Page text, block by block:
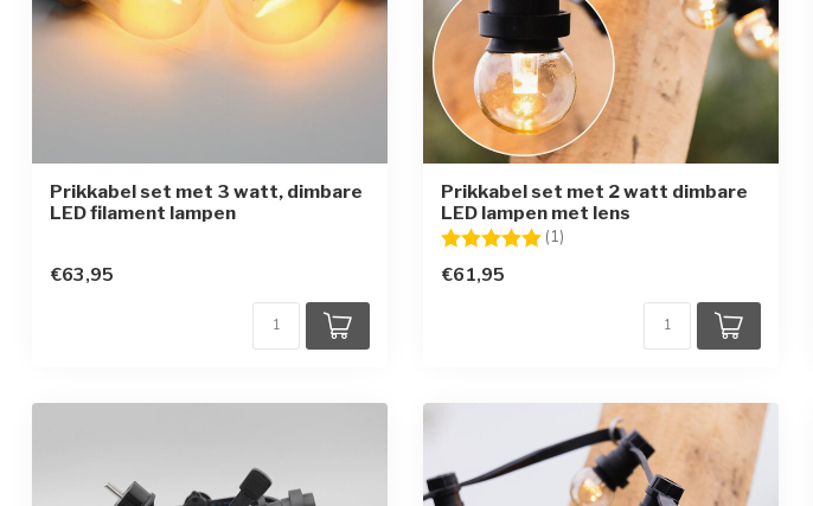
Prikkabel set met 3 watt, dimbare
LED filament lampen
€63,95
Prikkabel set met 2 watt dimbare
LED lampen met lens
Beoordeling: (1)
€61,95